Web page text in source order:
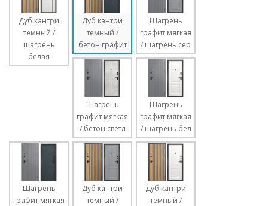
Дуб кантри
темный /
шагрень
белая
Дуб кантри
темный /
бетон графит
Шагрень
графит мягкая
/ шагрень сер
Шагрень
графит мягкая
/ бетон светл
Шагрень
графит мягкая
/ шагрень бел
Шагрень
графит мягкая
Дуб кантри
темный /
Дуб кантри
темный /